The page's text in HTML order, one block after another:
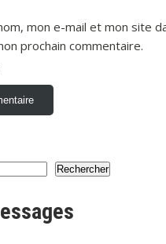
mon e-mail et mon site
prochain commentaire.
Rechercher